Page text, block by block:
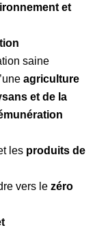
et
saine
agriculture
et de la
les produits de
vers le zéro